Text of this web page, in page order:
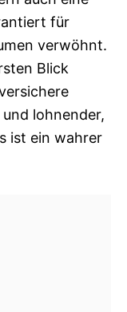
für
verwöhnt.
Blick
lohnender,
ist ein wahrer